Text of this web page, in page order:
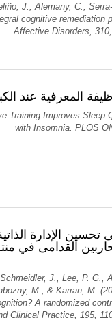
J., Alemany, C.,
cognitive remediation
Affective Disorders, 310,
المعرفية عند
Training Improves Sleep
with Insomnia. PLOS
الإدارة
القدامى في
J., Lee, P. G.,
M., & Karran, M.
A randomized
Clinical Practice, 195,